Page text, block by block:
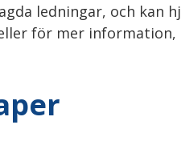
ledningar, och kan
för mer information,